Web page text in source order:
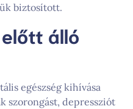
biztosított.
álló
egészség kihívása
szorongást, depressziót